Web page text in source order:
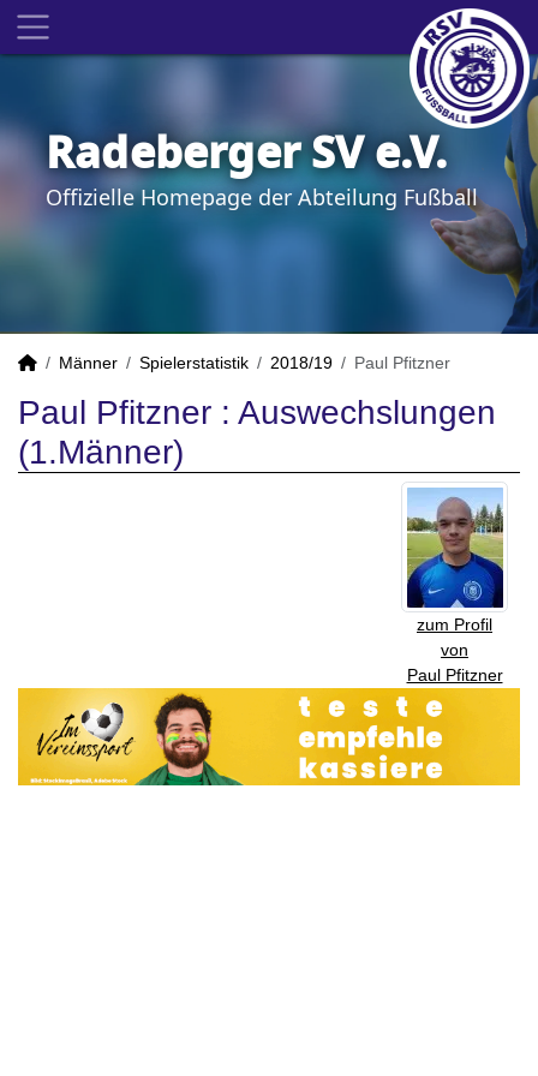
Radeberger SV e.V.
Offizielle Homepage der Abteilung Fußball
Männer Spielerstatistik 2018/19 Paul Pfitzner
Paul Pfitzner : Auswechslungen
(1.Männer)
zum Profil
von
Paul Pfitzner